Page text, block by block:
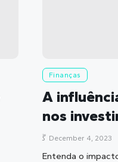
Finanças
A
nos
December 4, 2023
Entenda o